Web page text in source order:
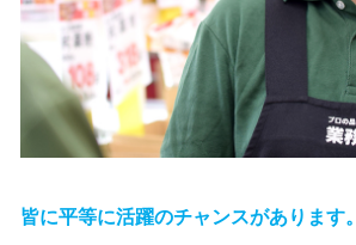
皆に平等に活躍のチャンスがあります。